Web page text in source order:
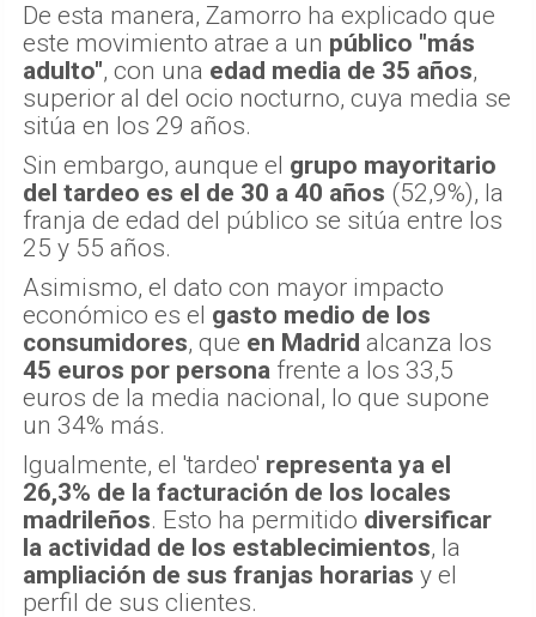
De esta manera, Zamorro ha explicado que
este movimiento atrae a un público "más
adulto", con una edad media de 35 años,
superior al del ocio nocturno, cuya media se
sitúa en los 29 años.
Sin embargo, aunque el grupo mayoritario
del tardeo es el de 30 a 40 años (52,9%), la
franja de edad del público se sitúa entre los
25 y 55 años.
Asimismo, el dato con mayor impacto
económico es el gasto medio de los
consumidores, que en Madrid alcanza los
45 euros por persona frente a los 33,5
euros de la media nacional, lo que supone
un 34% más.
Igualmente, el 'tardeo' representa ya el
26,3% de la facturación de los locales
madrileños. Esto ha permitido diversificar
la actividad de los establecimientos, la
ampliación de sus franjas horarias y el
perfil de sus clientes.